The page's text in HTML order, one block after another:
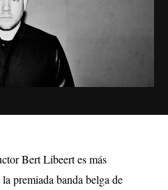
Bert Libeert es más
premiada banda belga de